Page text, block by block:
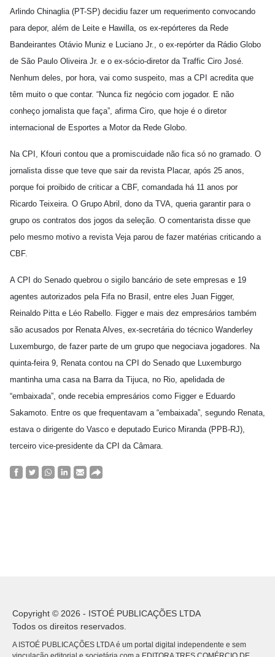
Arlindo Chinaglia (PT-SP) decidiu fazer um requerimento convocando
para depor, além de Leite e Hawilla, os ex-repórteres da Rede
Bandeirantes Otávio Muniz e Luciano Jr., o ex-repórter da Rádio Globo
de São Paulo Oliveira Jr. e o ex-sócio-diretor da Traffic Ciro José.
Nenhum deles, por hora, vai como suspeito, mas a CPI acredita que
têm muito o que contar. “Nunca fiz negócio com jogador. E não
conheço jornalista que faça”, afirma Ciro, que hoje é o diretor
internacional de Esportes a Motor da Rede Globo.
Na CPI, Kfouri contou que a promiscuidade não fica só no gramado. O
jornalista disse que teve que sair da revista Placar, após 25 anos,
porque foi proibido de criticar a CBF, comandada há 11 anos por
Ricardo Teixeira. O Grupo Abril, dono da TVA, queria garantir para o
grupo os contratos dos jogos da seleção. O comentarista disse que
pelo mesmo motivo a revista Veja parou de fazer matérias criticando a
CBF.
A CPI do Senado quebrou o sigilo bancário de sete empresas e 19
agentes autorizados pela Fifa no Brasil, entre eles Juan Figger,
Reinaldo Pitta e Léo Rabello. Figger e mais dez empresários também
são acusados por Renata Alves, ex-secretária do técnico Wanderley
Luxemburgo, de fazer parte de um grupo que negociava jogadores. Na
quinta-feira 9, Renata contou na CPI do Senado que Luxemburgo
mantinha uma casa na Barra da Tijuca, no Rio, apelidada de
“embaixada”, onde recebia empresários como Figger e Eduardo
Sakamoto. Entre os que frequentavam a “embaixada”, segundo Renata,
estava o dirigente do Vasco e deputado Eurico Miranda (PPB-RJ),
terceiro vice-presidente da CPI da Câmara.
Copyright © 2026 - ISTOÉ PUBLICAÇÕES LTDA
Todos os direitos reservados.
A ISTOÉ PUBLICAÇÕES LTDA é um portal digital independente e sem